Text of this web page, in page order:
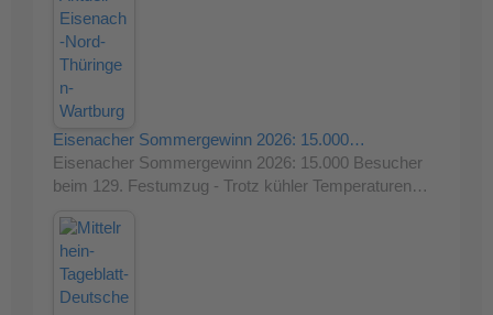
Eisenacher Sommergewinn 2026: 15.000…
Eisenacher Sommergewinn 2026: 15.000 Besucher
beim 129. Festumzug - Trotz kühler Temperaturen…